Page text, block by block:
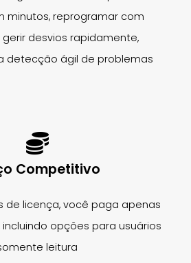
minutos, reprogramar com
desvios rapidamente,
detecção ágil de problemas
Competitivo
de licença, você paga apenas
opções para usuários
leitura